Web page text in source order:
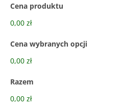
Cena produktu
0,00 zł
Cena wybranych opcji
0,00 zł
Razem
0,00 zł